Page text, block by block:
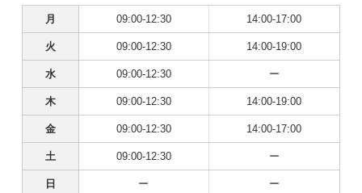
月 09:00-12:30 14:00-17:00
火 09:00-12:30 14:00-19:00
水 09:00-12:30 ー
木 09:00-12:30 14:00-19:00
金 09:00-12:30 14:00-17:00
土 09:00-12:30 ー
日 ー ー